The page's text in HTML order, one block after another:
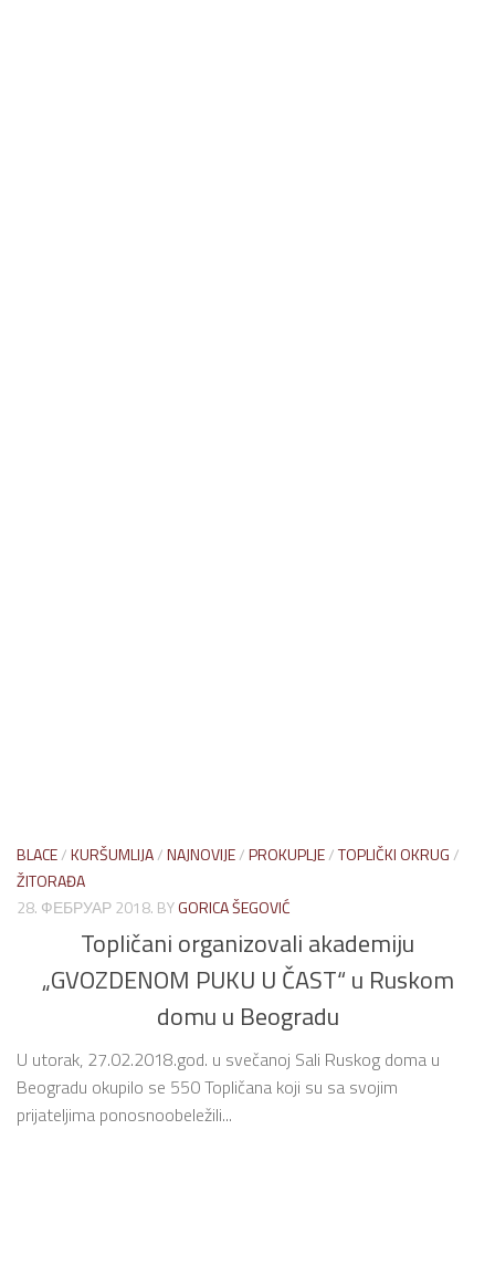
BLACE/KURŠUMLIJA/NAJNOVIJE/PROKUPLJE/TOPLIČKI OKRUG/
ŽITORAĐA
28. ФЕБРУАР 2018. BYGORICA ŠEGOVIĆ
Topličani organizovali akademiju
„GVOZDENOM PUKU U ČAST“ u Ruskom
domu u Beogradu
U utorak, 27.02.2018.god. u svečanoj Sali Ruskog doma u
Beogradu okupilo se 550 Topličana koji su sa svojim
prijateljima ponosnoobeležili...